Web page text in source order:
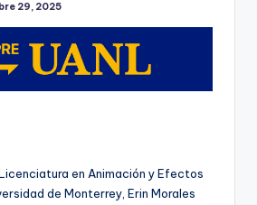
29, 2025
en Animación y Efectos
de Monterrey, Erin Morales